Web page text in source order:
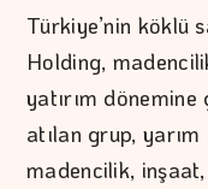
Türkiye’nin köklü
Holding,
yatırım
atılan grup,
madencilik,